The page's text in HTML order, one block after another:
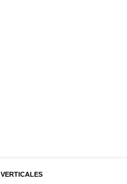
VERTICALES